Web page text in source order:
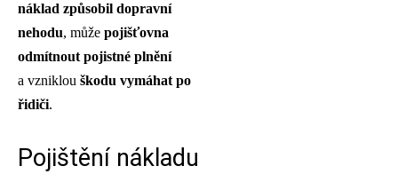
náklad způsobil dopravní
nehodu, může pojišťovna
odmítnout pojistné plnění
a vzniklou škodu vymáhat po
řidiči.
Pojištění nákladu